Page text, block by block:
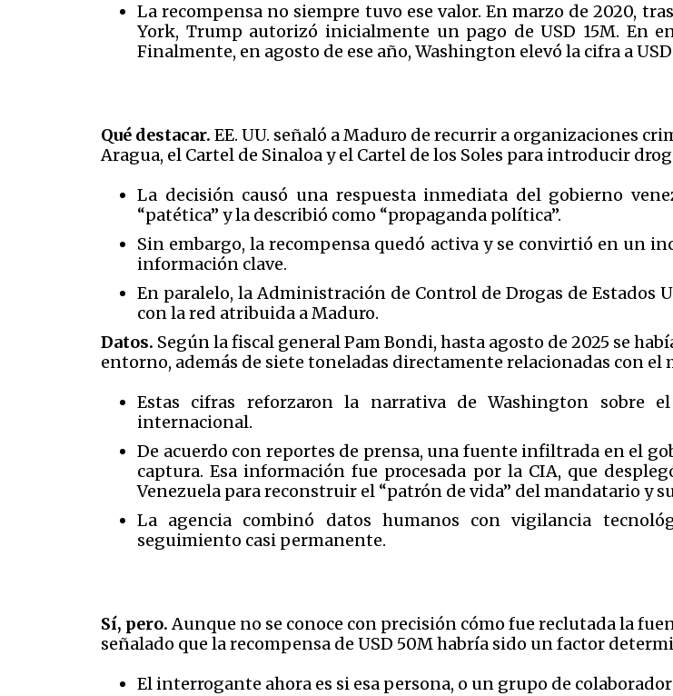
La recompensa no siempre tuvo ese valor. En marzo de 2020,
York, Trump autorizó inicialmente un pago de USD 15M. En
Finalmente, en agosto de ese año, Washington elevó la cifra a
Qué destacar. EE. UU. señaló a Maduro de recurrir a organizaciones
Aragua, el Cartel de Sinaloa y el Cartel de los Soles para introducir
La decisión causó una respuesta inmediata del gobierno
“patética” y la describió como “propaganda política”.
Sin embargo, la recompensa quedó activa y se convirtió en un
información clave.
En paralelo, la Administración de Control de Drogas de Estados
con la red atribuida a Maduro.
Datos. Según la fiscal general Pam Bondi, hasta agosto de 2025 se
entorno, además de siete toneladas directamente relacionadas con el
Estas cifras reforzaron la narrativa de Washington sobre
internacional.
De acuerdo con reportes de prensa, una fuente infiltrada en el
captura. Esa información fue procesada por la CIA, que
Venezuela para reconstruir el “patrón de vida” del mandatario y
La agencia combinó datos humanos con vigilancia
seguimiento casi permanente.
Sí, pero.Aunque no se conoce con precisión cómo fue reclutada la
señalado que la recompensa de USD 50M habría sido un factor
El interrogante ahora es si esa persona, o un grupo de